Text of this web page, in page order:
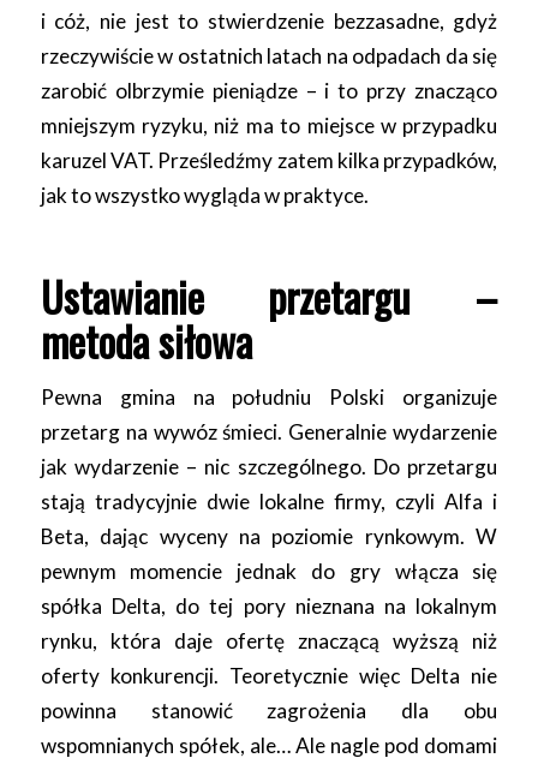
i cóż, nie jest to stwierdzenie bezzasadne, gdyż
rzeczywiście w ostatnich latach na odpadach da się
zarobić olbrzymie pieniądze – i to przy znacząco
mniejszym ryzyku, niż ma to miejsce w przypadku
karuzel VAT. Prześledźmy zatem kilka przypadków,
jak to wszystko wygląda w praktyce.
Ustawianie przetargu –
metoda siłowa
Pewna gmina na południu Polski organizuje
przetarg na wywóz śmieci. Generalnie wydarzenie
jak wydarzenie – nic szczególnego. Do przetargu
stają tradycyjnie dwie lokalne firmy, czyli Alfa i
Beta, dając wyceny na poziomie rynkowym. W
pewnym momencie jednak do gry włącza się
spółka Delta, do tej pory nieznana na lokalnym
rynku, która daje ofertę znaczącą wyższą niż
oferty konkurencji. Teoretycznie więc Delta nie
powinna stanowić zagrożenia dla obu
wspomnianych spółek, ale… Ale nagle pod domami